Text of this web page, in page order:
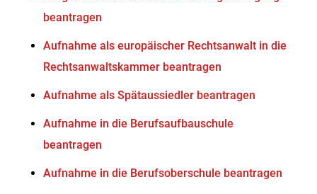
beantragen
Aufnahme als europäischer Rechtsanwalt in die
Rechtsanwaltskammer beantragen
Aufnahme als Spätaussiedler beantragen
Aufnahme in die Berufsaufbauschule
beantragen
Aufnahme in die Berufsoberschule beantragen